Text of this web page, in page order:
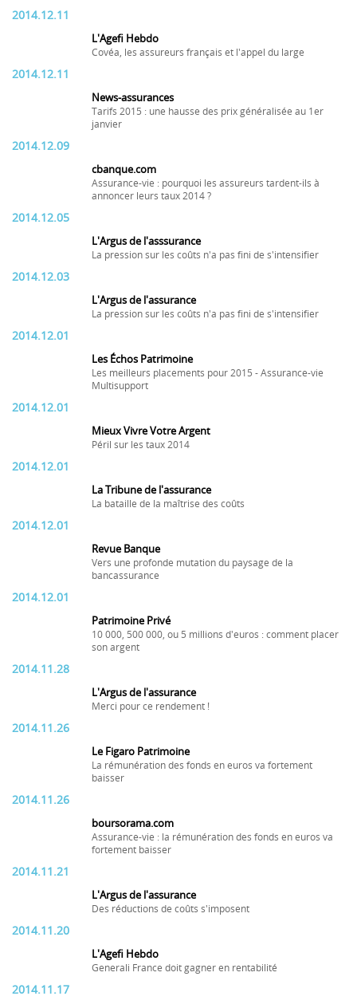
2014.12.11
L'Agefi Hebdo
Covéa, les assureurs français et l'appel du large
2014.12.11
News-assurances
Tarifs 2015 : une hausse des prix généralisée au 1er
janvier
2014.12.09
cbanque.com
Assurance-vie : pourquoi les assureurs tardent-ils à
annoncer leurs taux 2014 ?
2014.12.05
L'Argus de l'asssurance
La pression sur les coûts n'a pas fini de s'intensifier
2014.12.03
L'Argus de l'assurance
La pression sur les coûts n'a pas fini de s'intensifier
2014.12.01
Les Échos Patrimoine
Les meilleurs placements pour 2015 - Assurance-vie
Multisupport
2014.12.01
Mieux Vivre Votre Argent
Péril sur les taux 2014
2014.12.01
La Tribune de l'assurance
La bataille de la maîtrise des coûts
2014.12.01
Revue Banque
Vers une profonde mutation du paysage de la
bancassurance
2014.12.01
Patrimoine Privé
10 000, 500 000, ou 5 millions d'euros : comment placer
son argent
2014.11.28
L'Argus de l'assurance
Merci pour ce rendement !
2014.11.26
Le Figaro Patrimoine
La rémunération des fonds en euros va fortement
baisser
2014.11.26
boursorama.com
Assurance-vie : la rémunération des fonds en euros va
fortement baisser
2014.11.21
L'Argus de l'assurance
Des réductions de coûts s'imposent
2014.11.20
L'Agefi Hebdo
Generali France doit gagner en rentabilité
2014.11.17